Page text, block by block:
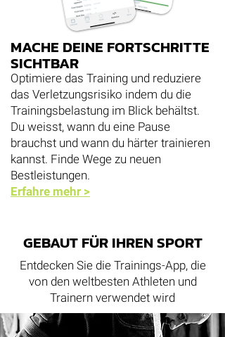
MACHE DEINE FORTSCHRITTE
SICHTBAR
Optimiere das Training und reduziere
das Verletzungsrisiko indem du die
Trainingsbelastung im Blick behältst.
Du weisst, wann du eine Pause
brauchst und wann du härter trainieren
kannst. Finde Wege zu neuen
Bestleistungen.
Erfahre mehr >
GEBAUT FÜR IHREN SPORT
Entdecken Sie die Trainings-App, die
von den weltbesten Athleten und
Trainern verwendet wird